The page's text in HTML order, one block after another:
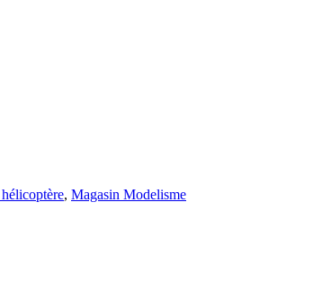
, Magasin Modelisme